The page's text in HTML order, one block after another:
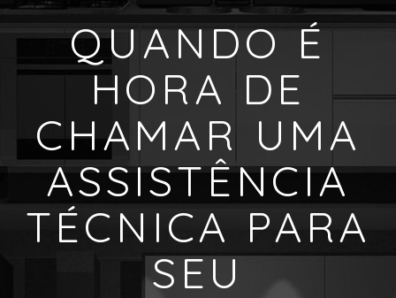
QUANDO É
HORA DE
CHAMAR UMA
ASSISTÊNCIA
TÉCNICA PARA
SEU